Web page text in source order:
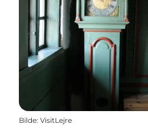
Bilde: VisitLejre